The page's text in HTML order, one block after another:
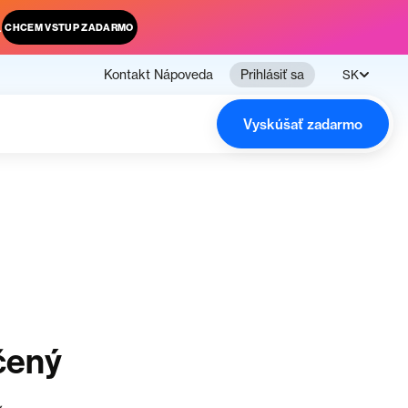
CHCEM VSTUP ZADARMO
Kontakt Nápoveda Prihlásiť sa SK
Vyskúšať zadarmo